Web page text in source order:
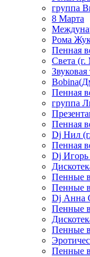
группа
8 Марта
Рома
Пенная
Света
Звуковая
Пенная
группа
Пенная
Dj Нил
Пенная
Dj
Пенные
Пенные
Dj Анна
Пенные
Пенные
Пенные